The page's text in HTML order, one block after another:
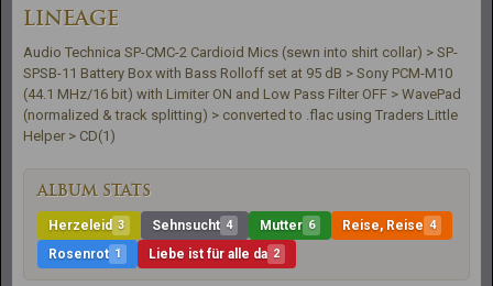
LINEAGE
Audio Technica SP-CMC-2 Cardioid Mics (sewn into shirt collar) > SP-
SPSB-11 Battery Box with Bass Rolloff set at 95 dB > Sony PCM-M10
(44.1 MHz/16 bit) with Limiter ON and Low Pass Filter OFF > WavePad
(normalized & track splitting) > converted to .flac using Traders Little
Helper > CD(1)
ALBUM STATS
Herzeleid 3 Sehnsucht 4 Mutter 6 Reise, Reise 4
Rosenrot 1 Liebe ist für alle da 2